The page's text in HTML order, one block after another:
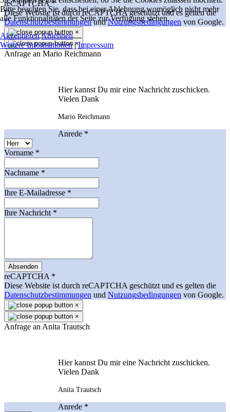
reCAPTCHA*
Diese Website ist durch reCAPTCHA geschützt und es gelten die
DatenschutzbestimmungenundNutzungsbedingungen von Google.
×
×
Anfrage an Mario Reichmann
Hier kannst Du mir eine Nachricht zuschicken.
Vielen Dank
Mario Reichmann
Anrede *
Vorname *
Nachname *
Ihre E-Mailadresse *
Ihre Nachricht *
Absenden
reCAPTCHA *
Diese Website ist durch reCAPTCHA geschützt und es gelten die
Datenschutzbestimmungen und Nutzungsbedingungen von Google.
×
×
Anfrage an Anita Trautsch
Hier kannst Du mir eine Nachricht zuschicken.
Vielen Dank
Anita Trautsch
Anrede *
Bitte beachten Sie, dass bei einer Ablehnung womöglich nicht mehr
alle Funktionalitäten der Seite zur Verfügung stehen.
AkzeptierenAblehnen
Weitere Informationen|Impressum